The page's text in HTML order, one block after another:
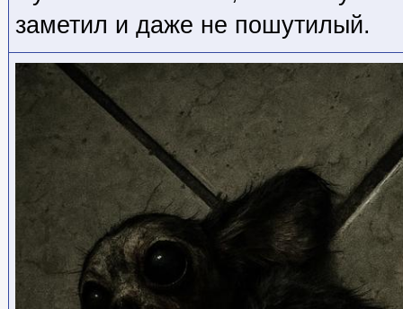
заметил и даже не пошутилый.